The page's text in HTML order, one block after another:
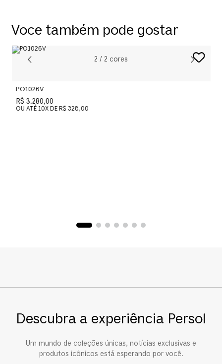
Voce também pode gostar
2 / 2 cores
PO1026V
R$ 3.280,00
OU ATÉ 10X DE R$ 328,00
Descubra a experiência Persol
Um mundo de coleções únicas, notícias exclusivas e
produtos icônicos está esperando por você.